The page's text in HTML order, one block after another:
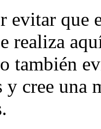
evitar que
realiza
también
y cree una